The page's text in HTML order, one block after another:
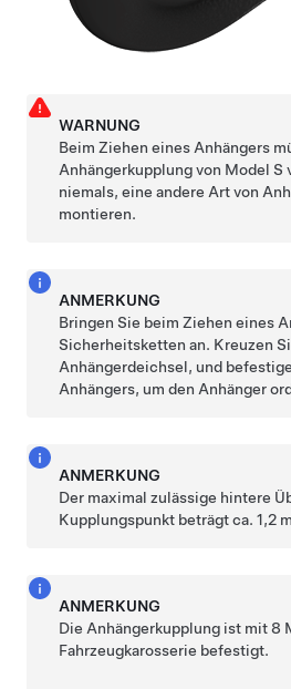
WARNUNG
Beim Ziehen eines Anhängers
Anhängerkupplung von Model S
niemals, eine andere Art von
montieren.
ANMERKUNG
Bringen Sie beim Ziehen eines
Sicherheitsketten an. Kreuzen
Anhängerdeichsel, und
Anhängers, um den Anhänger
ANMERKUNG
Der maximal zulässige hintere
Kupplungspunkt beträgt ca.1,2 m
ANMERKUNG
Die Anhängerkupplung ist mit 8
Fahrzeugkarosserie befestigt.